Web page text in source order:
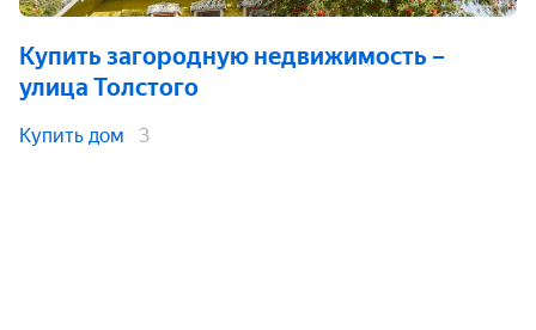
Купить загородную недвижимость –
улица Толстого
Купить дом 3